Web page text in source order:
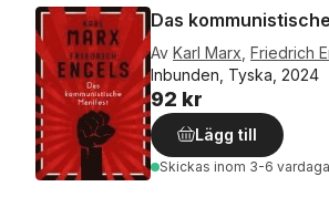
Das
Av Karl Marx Friedrich
Inbunden, Tyska, 2024
92 kr
Lägg till
Skickas inom 3-6